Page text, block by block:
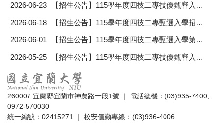
2026-06-23 【招生公告】115學年度四技二專技優甄審入學指定項目甄審總成績
2026-06-18 【招生公告】115學年度四技二專甄選入學招生符合第二階段指定項目甄試考生名單
2026-06-01 【招生公告】115學年度四技二專甄選入學第二階段報名注意事項
2026-05-25 【招生公告】115學年度四技二專技優甄審入學報名繳費方式公告
260007 宜蘭縣宜蘭市神農路一段1號 ｜ 電話總機：(03)935-7400,
0972-570030
統一編號：02415271 ｜ 校安值勤專線：(03)936-4006